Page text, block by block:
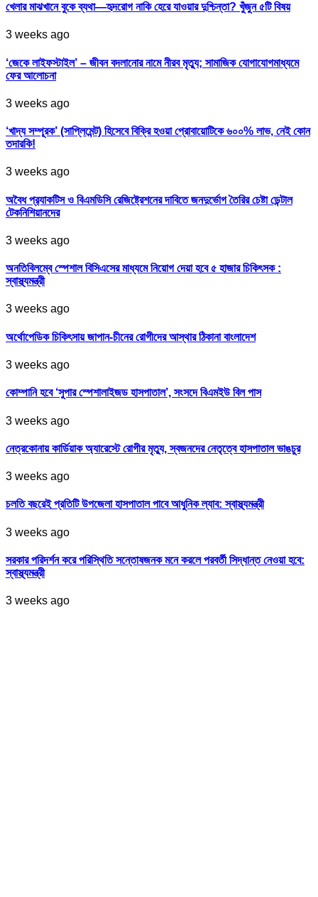
খেলার মাঝখানে বুকে ব্যথা—হৃদরোগ নাকি হেরে যাওয়ার দুশ্চিন্তা? খুঁজুন ৫টি বিষয়
3 weeks ago
‘জেকে লাইফস্টাইল’ – জীবন বদলানোর নামে নীরব মৃত্যু; সামাজিক যোগাযোগমাধ্যমে
ফের আলোচনা
3 weeks ago
‘খাদ্য সম্পূরক’ (সাপ্লিমেন্ট) হিসেবে বিক্রি হওয়া প্রোবায়োটিকে ৬০০% লাভ, নেই কোন
তদারকি!
3 weeks ago
অবৈধ প্র‍্যাকটিস ও বিএমডিসি রেজিষ্ট্রেশনের দাবিতে জনদুর্ভোগ তৈরির চেষ্টা ডেন্টাল
টেকনিশিয়ানদের
3 weeks ago
অনতিবিলম্বে স্পেশাল বিসিএসের মাধ্যমে নিয়োগ দেয়া হবে ৫ হাজার চিকিৎসক :
স্বাস্থ্যমন্ত্রী
3 weeks ago
অর্থোপেডিক চিকিৎসায় জাপান-চীনের রোগীদের আস্থার ঠিকানা বাংলাদেশ
3 weeks ago
কোম্পানি হবে ‘সুপার স্পেশালাইজড হাসপাতাল’, সংসদে বিএমইউ বিল পাস
3 weeks ago
নেত্রকোনায় কার্ডিয়াক অ্যারেস্টে রোগীর মৃত্যু, স্বজনদের নেতৃত্বে হাসপাতাল ভাঙচুর
3 weeks ago
চলতি বছরেই প্রতিটি উপজেলা হাসপাতাল পাবে আধুনিক ল্যাব: স্বাস্থ্যমন্ত্রী
3 weeks ago
সরকার পরিদর্শন করে পরিস্থিতি সন্তোষজনক মনে করলে পরবর্তী সিদ্ধান্ত নেওয়া হবে:
স্বাস্থ্যমন্ত্রী
3 weeks ago